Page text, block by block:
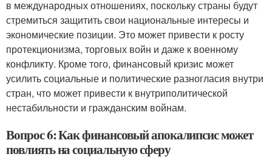
в международных отношениях, поскольку страны будут
стремиться защитить свои национальные интересы и
экономические позиции. Это может привести к росту
протекционизма, торговых войн и даже к военному
конфликту. Кроме того, финансовый кризис может
усилить социальные и политические разногласия внутри
стран, что может привести к внутриполитической
нестабильности и гражданским войнам.
Вопрос 6: Как финансовый апокалипсис может
повлиять на социальную сферу